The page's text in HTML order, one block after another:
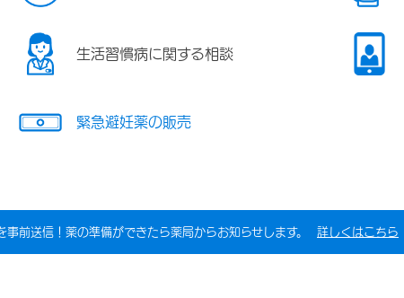
生活習慣病に関する相談
緊急避妊薬の販売
事前送信！薬の準備ができたら薬局からお知らせします。 詳しくはこちら